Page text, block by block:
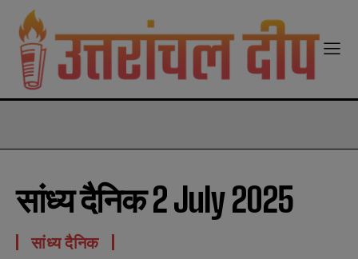
सांध्य दैनिक 2 July 2025
सांध्य दैनिक